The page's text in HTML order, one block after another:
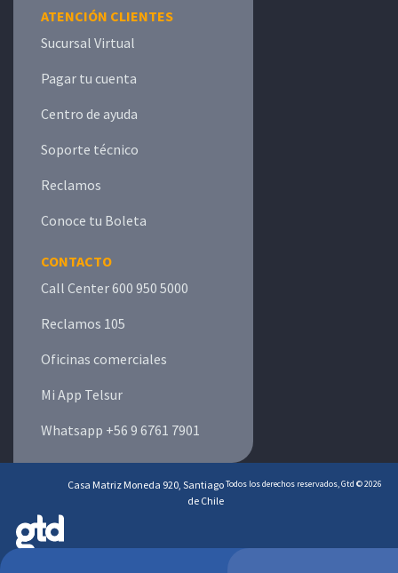
ATENCIÓN CLIENTES
Sucursal Virtual
Pagar tu cuenta
Centro de ayuda
Soporte técnico
Reclamos
Conoce tu Boleta
CONTACTO
Call Center 600 950 5000
Reclamos 105
Oficinas comerciales
Mi App Telsur
Whatsapp +56 9 6761 7901
Casa Matriz Moneda 920, Santiago
de Chile
Todos los derechos reservados, Gtd © 2026